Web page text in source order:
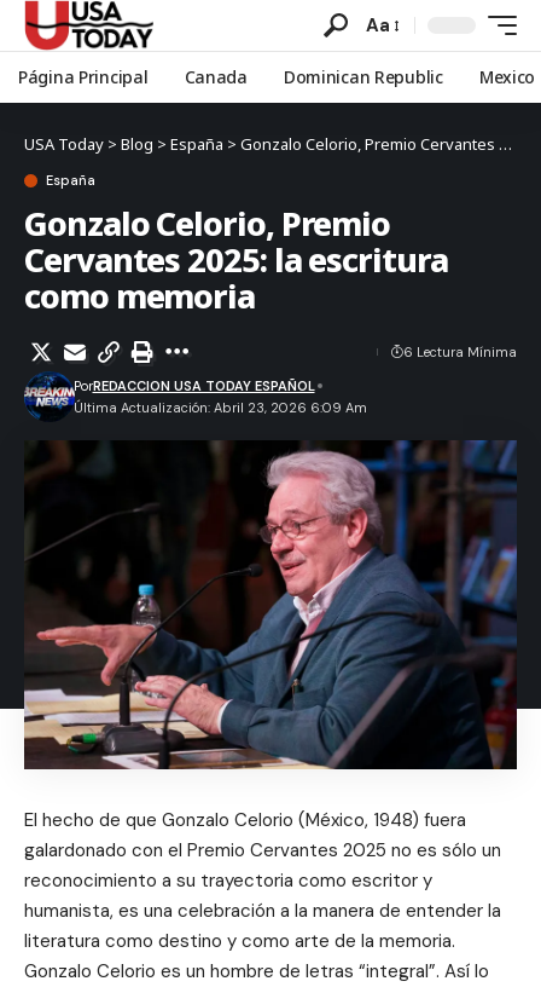
Aa
Página Principal Canada Dominican Republic Mexico
USA Today > Blog > España > Gonzalo Celorio, Premio Cervantes 2025: la escritura como memoria
España
Gonzalo Celorio, Premio
Cervantes 2025: la escritura
como memoria
Última Actualización: Abril 23, 2026 6:09 Am
PorREDACCION USA TODAY ESPAÑOL
6 Lectura Mínima
El hecho de que Gonzalo Celorio (México, 1948) fuera
galardonado con el Premio Cervantes 2025 no es sólo un
reconocimiento a su trayectoria como escritor y
humanista, es una celebración a la manera de entender la
literatura como destino y como arte de la memoria.
Gonzalo Celorio es un hombre de letras “integral”. Así lo